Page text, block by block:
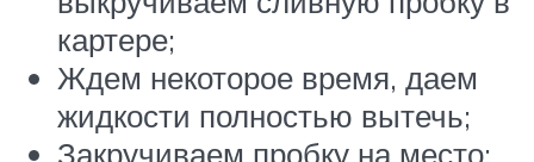
картере;
Ждем некоторое время, даем
жидкости полностью вытечь;
Закручиваем пробку на место;